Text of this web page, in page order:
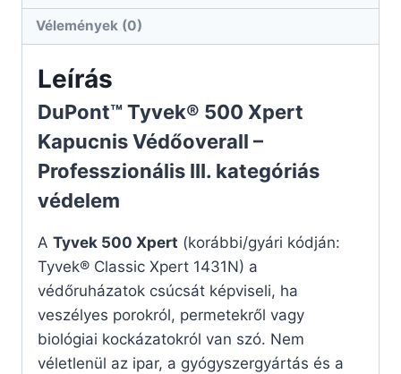
Vélemények (0)
Leírás
DuPont™ Tyvek® 500 Xpert
Kapucnis Védőoverall –
Professzionális III. kategóriás
védelem
A Tyvek 500 Xpert (korábbi/gyári kódján:
Tyvek® Classic Xpert 1431N) a
védőruházatok csúcsát képviseli, ha
veszélyes porokról, permetekről vagy
biológiai kockázatokról van szó. Nem
véletlenül az ipar, a gyógyszergyártás és a